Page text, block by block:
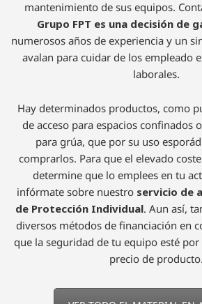
Alquiler de
trabajos en
Además de la venta de EPIs online y
altura. Este servicio está pensado
puntuales o para obreros que no
mantenimiento de sus equipos.
Grupo FPT es una decisión de
numerosos años de experiencia y un
avalan para cuidar de los empleado
laborales.
Hay determinados productos, como
de acceso para espacios confinadoso